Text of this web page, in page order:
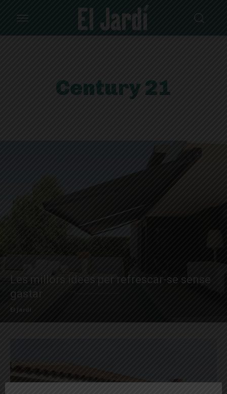
Century 21
Les millors idees per refrescar-se sense
gastar
El Jardí